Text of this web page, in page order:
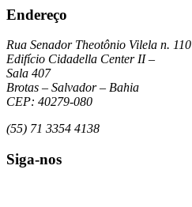
Endereço
Rua Senador Theotônio Vilela n. 110
Edifício Cidadella Center II –
Sala 407
Brotas – Salvador – Bahia
CEP: 40279-080
(55) 71 3354 4138
Siga-nos